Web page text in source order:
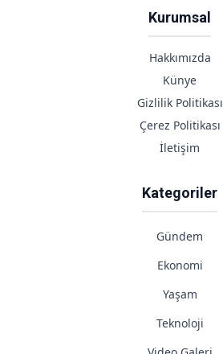
Kurumsal
Hakkımızda
Künye
Gizlilik Politikası
Çerez Politikası
İletişim
Kategoriler
Gündem
Ekonomi
Yaşam
Teknoloji